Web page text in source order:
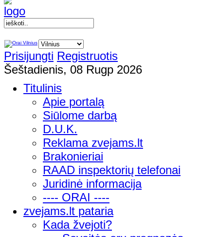
Prisijungti Registruotis
Šeštadienis, 08 Rugp 2026
Titulinis
Apie portalą
Siūlome darbą
D.U.K.
Reklama zvejams.lt
Brakonieriai
RAAD inspektorių telefonai
Juridinė informacija
---- ORAI ----
zvejams.lt pataria
Kada žvejoti?